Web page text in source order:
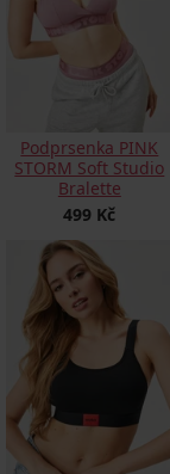
Podprsenka PINK
STORM Soft Studio
Bralette
499 Kč